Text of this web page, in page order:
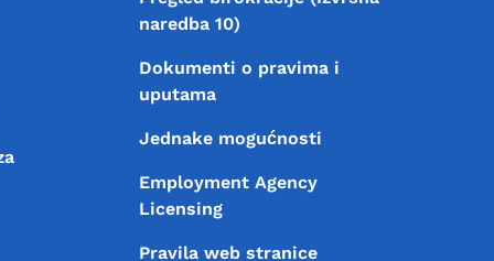
naredba 10)
Dokumenti o pravima i
uputama
Jednake mogućnosti
Employment Agency
Licensing
Pravila web stranice